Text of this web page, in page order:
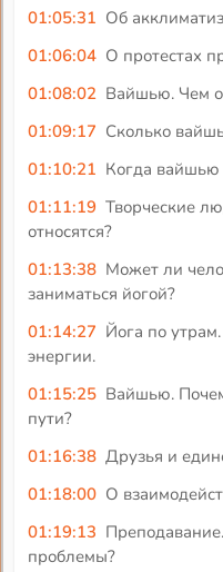
01:05:31 Об
01:06:04 О протестах
01:08:02 Вайшью. Чем
01:09:17 Сколько
01:10:21 Когда вайшью
01:11:19 Творческие
относятся?
01:13:38 Может ли
заниматься йогой?
01:14:27 Йога по
энергии.
01:15:25 Вайшью.
пути?
01:16:38 Друзья и
01:18:00 О
01:19:13
проблемы?